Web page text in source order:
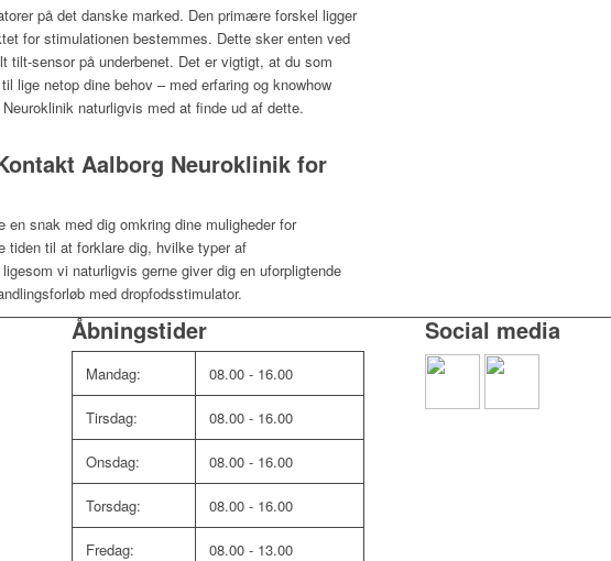
på det danske marked. Den primære forskel ligger
for stimulationen bestemmes. Dette sker enten ved
sensor på underbenet. Det er vigtigt, at du som
lige netop dine behov – med erfaring og knowhow
naturligvis med at finde ud af dette.
Aalborg Neuroklinik for
snak med dig omkring dine muligheder for
tiden til at forklare dig, hvilke typer af
vi naturligvis gerne giver dig en uforpligtende
med dropfodsstimulator.
Åbningstider
Mandag: 08.00 - 16.00
Tirsdag: 08.00 - 16.00
Onsdag: 08.00 - 16.00
Torsdag: 08.00 - 16.00
Fredag: 08.00 - 13.00
Social media